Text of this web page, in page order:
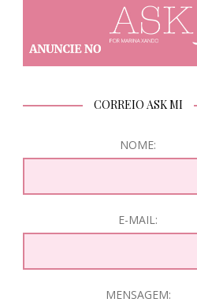
CORREIO ASK MI
NOME:
E-MAIL:
MENSAGEM: